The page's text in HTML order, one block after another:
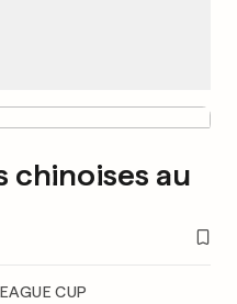
chinoises au
CUP